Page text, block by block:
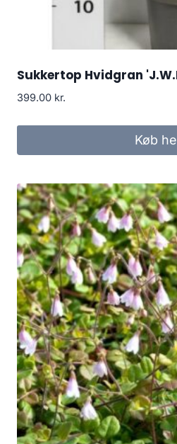
Sukkertop Hvidgran
399.00 kr.
Køb